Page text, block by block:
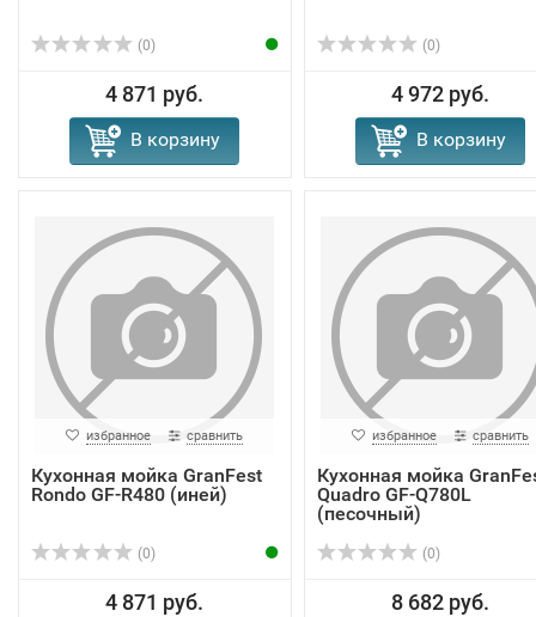
(0)
4 871 руб.
В корзину
(0)
4 972 руб.
В корзину
избранное сравнить
Кухонная мойка GranFest
Rondo GF-R480 (иней)
(0)
4 871 руб.
избранное сравнить
Кухонная мойка
Quadro GF-Q780L
(песочный)
(0)
8 682 руб.